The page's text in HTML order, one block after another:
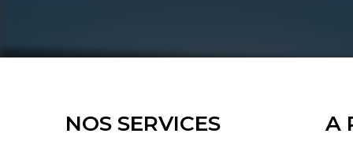
NOS SERVICES A